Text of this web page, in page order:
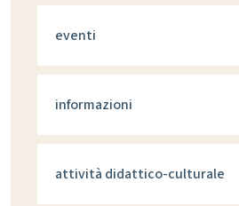
eventi
informazioni
attività didattico-culturale